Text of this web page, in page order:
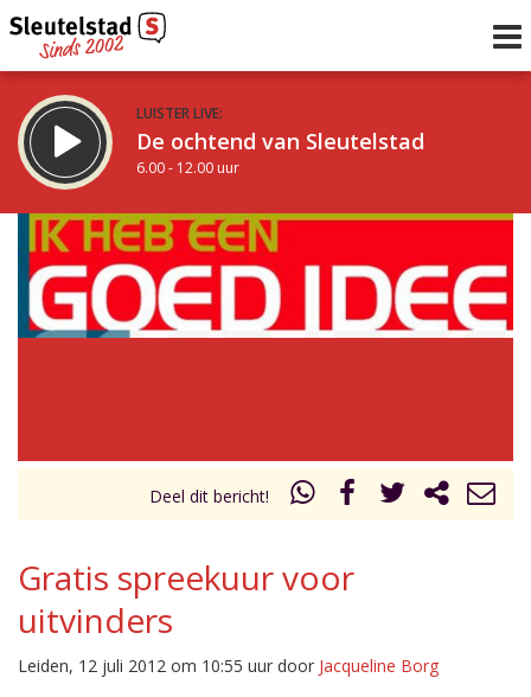
LUISTER LIVE:
De ochtend van Sleutelstad
6.00 - 12.00 uur
STRAKS:
De middag van Sleutelstad
12.00 - 19.00 uur
Vorig uur
uur 1 van 0 Volgend uur
Deel dit bericht!
Gratis spreekuur voor
uitvinders
Leiden, 12 juli 2012 om 10:55 uur door Jacqueline Borg